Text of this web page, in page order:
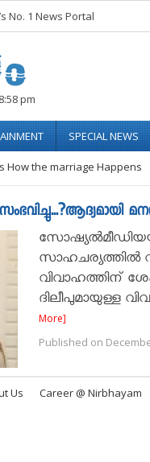
No. 1 News Portal
pm
SPECIAL NEWS
How the marriage Happens
സാഹചര്യത്തില്‍
വിവാഹത്തിന്
ദിലീപുമായുള്ള
More]
Published on
Us Career @ Nirbhayam